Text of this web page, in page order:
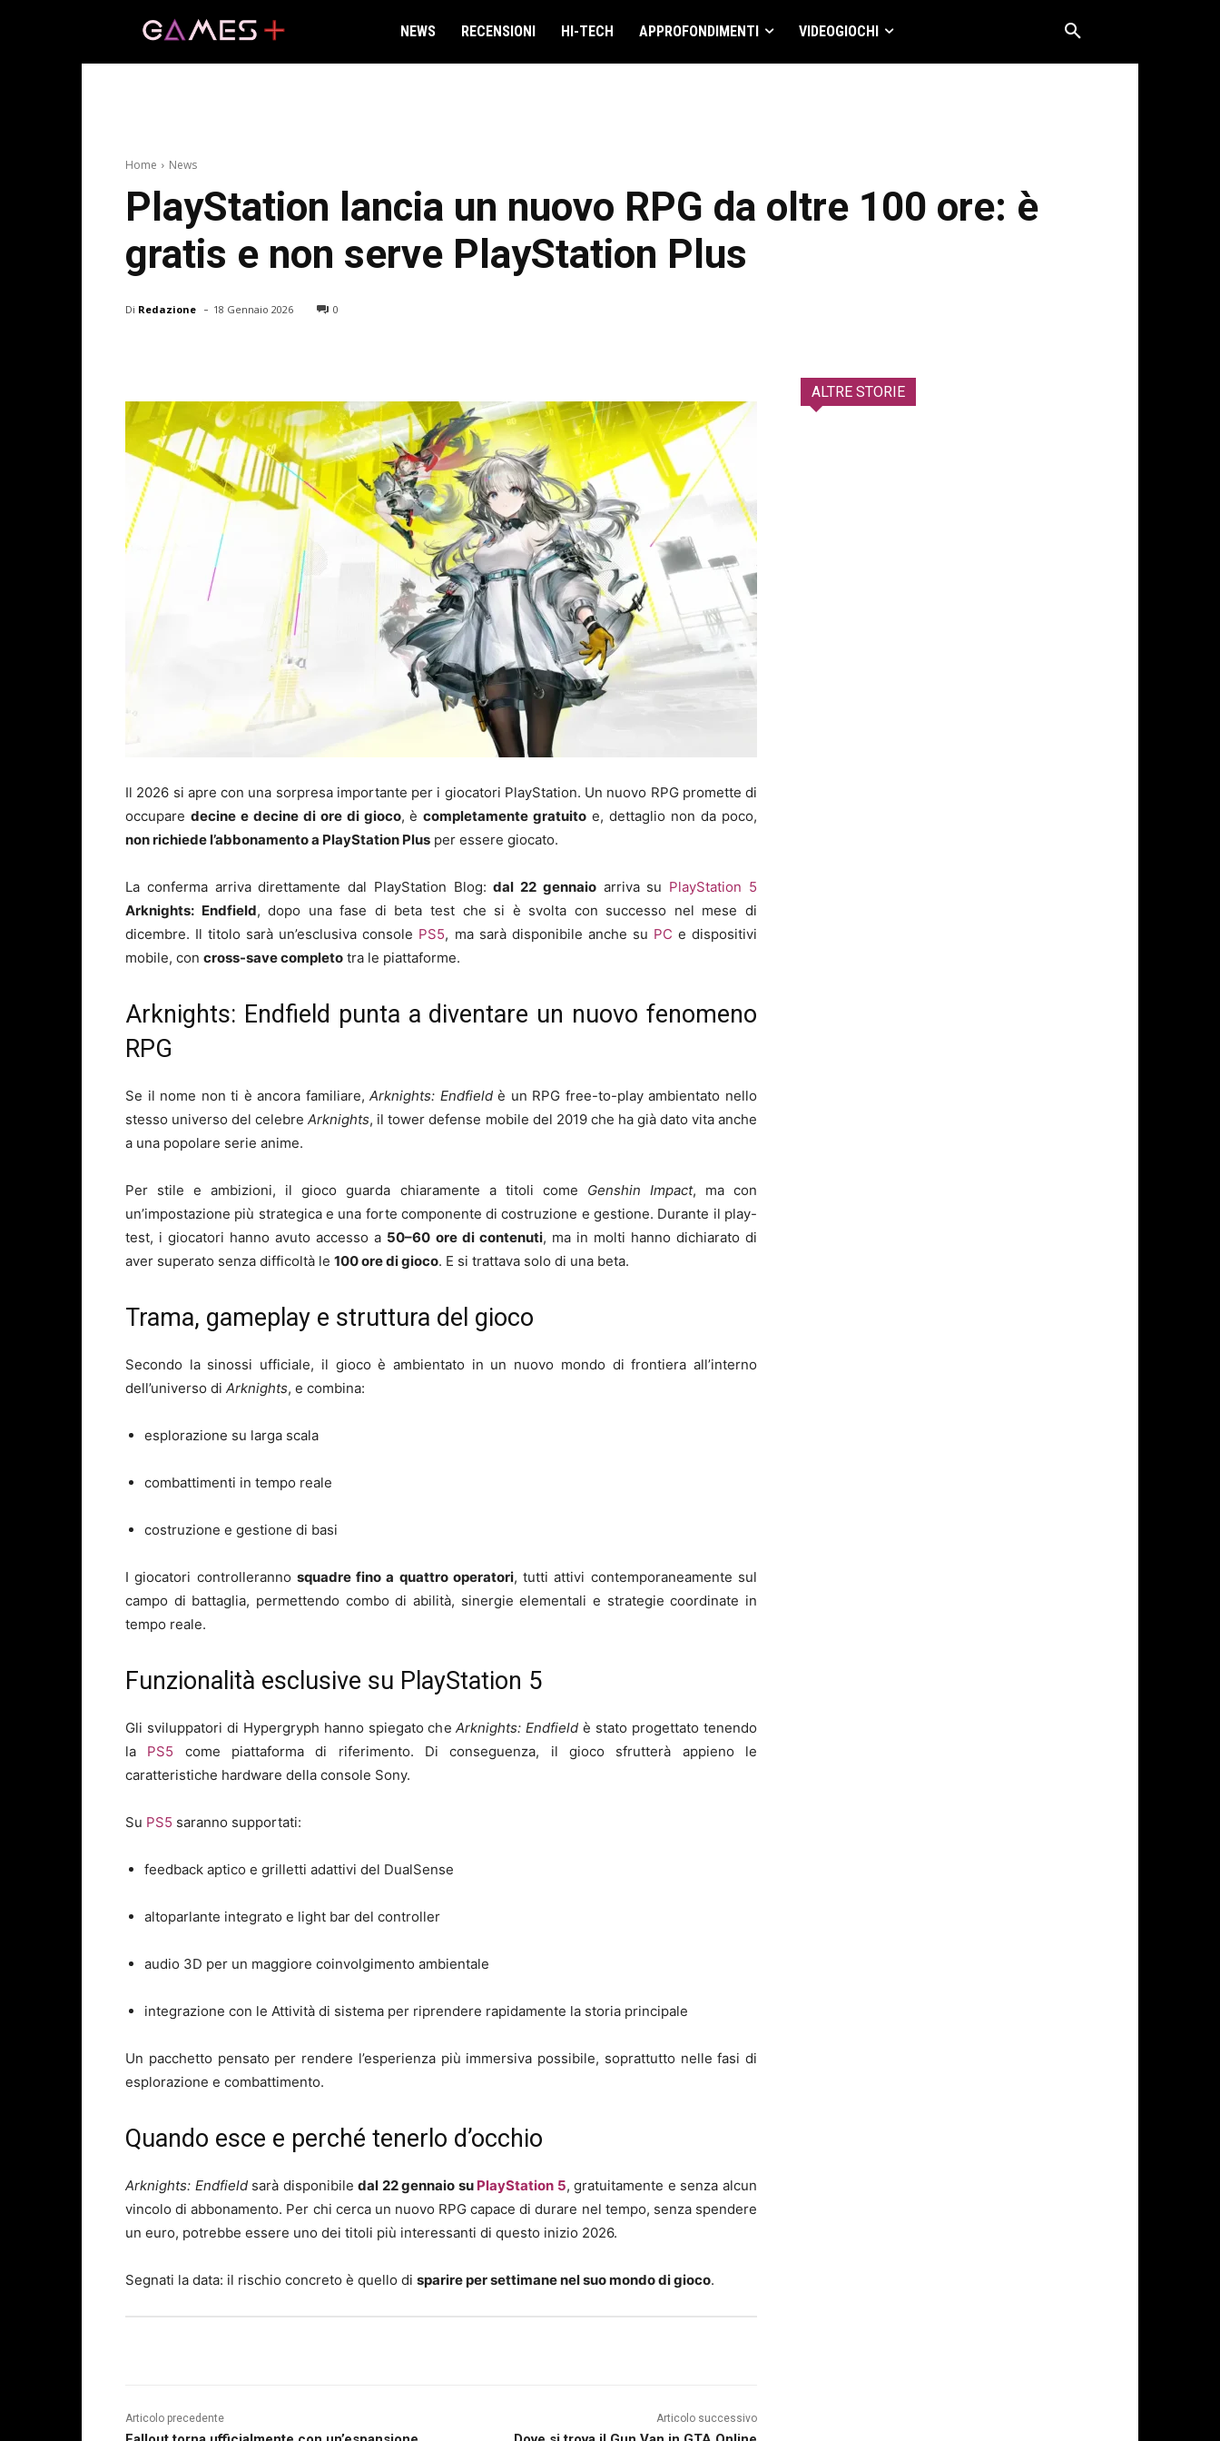
NEWS RECENSIONI HI-TECH APPROFONDIMENTI VIDEOGIOCHI
Home News
PlayStation lancia un nuovo RPG da oltre 100 ore: è
gratis e non serve PlayStation Plus
Di Redazione - 18 Gennaio 2026 0
Il 2026 si apre con una sorpresa importante per i giocatori PlayStation. Un nuovo RPG promette di
occupare decine e decine di ore di gioco, ècompletamente gratuito e, dettaglio non da poco,
non richiede l’abbonamento a PlayStation Plus per essere giocato.
La conferma arriva direttamente dal PlayStation Blog:dal 22 gennaioarriva su PlayStation 5
Arknights: Endfield, dopo una fase di beta test che si è svolta con successo nel mese di
dicembre. Il titolo sarà un’esclusiva console PS5, ma sarà disponibile anche su PC e dispositivi
mobile, con cross-save completo tra le piattaforme.
Arknights: Endfield punta a diventare un nuovo fenomeno
RPG
Se il nome non ti è ancora familiare,Arknights: Endfieldè un RPG free-to-play ambientato nello
stesso universo del celebreArknights, il tower defense mobile del 2019 che ha già dato vita anche
a una popolare serie anime.
Per stile e ambizioni, il gioco guarda chiaramente a titoli come Genshin Impact, ma con
un’impostazione più strategica e una forte componente di costruzione e gestione. Durante il play-
test, i giocatori hanno avuto accesso a 50–60 ore di contenuti, ma in molti hanno dichiarato di
aver superato senza difficoltà le 100 ore di gioco. E si trattava solo di una beta.
Trama, gameplay e struttura del gioco
Secondo la sinossi ufficiale, il gioco è ambientato in un nuovo mondo di frontiera all’interno
dell’universo di Arknights, e combina:
esplorazione su larga scala
combattimenti in tempo reale
costruzione e gestione di basi
I giocatori controlleranno squadre fino a quattro operatori, tutti attivi contemporaneamente sul
campo di battaglia, permettendo combo di abilità, sinergie elementali e strategie coordinate in
tempo reale.
Funzionalità esclusive su PlayStation 5
Gli sviluppatori di Hypergryph hanno spiegato cheArknights: Endfield è stato progettato tenendo
la PS5 come piattaforma di riferimento. Di conseguenza, il gioco sfrutterà appieno le
caratteristiche hardware della console Sony.
Su PS5 saranno supportati:
feedback aptico e grilletti adattivi del DualSense
altoparlante integrato e light bar del controller
audio 3D per un maggiore coinvolgimento ambientale
integrazione con le Attività di sistema per riprendere rapidamente la storia principale
Un pacchetto pensato per rendere l’esperienza più immersiva possibile, soprattutto nelle fasi di
esplorazione e combattimento.
Quando esce e perché tenerlo d’occhio
Arknights: Endfieldsarà disponibiledal 22 gennaio su PlayStation 5, gratuitamente e senza alcun
vincolo di abbonamento. Per chi cerca un nuovo RPG capace di durare nel tempo, senza spendere
un euro, potrebbe essere uno dei titoli più interessanti di questo inizio 2026.
Segnati la data: il rischio concreto è quello di sparire per settimane nel suo mondo di gioco.
Articolo precedente Articolo successivo
ALTRE STORIE